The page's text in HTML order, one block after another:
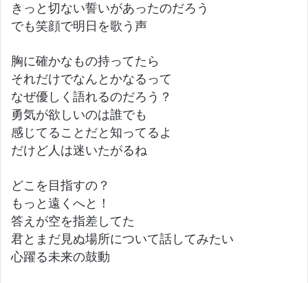
きっと切ない誓いがあったのだろう
でも笑顔で明日を歌う声
胸に確かなもの持ってたら
それだけでなんとかなるって
なぜ優しく語れるのだろう？
勇気が欲しいのは誰でも
感じてることだと知ってるよ
だけど人は迷いたがるね
どこを目指すの？
もっと遠くへと！
答えが空を指差してた
君とまだ見ぬ場所について話してみたい
心躍る未来の鼓動